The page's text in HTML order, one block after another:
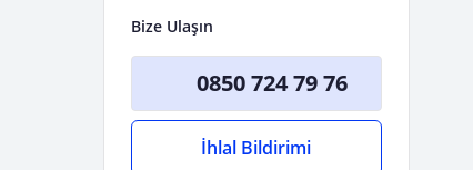
Bize Ulaşın
0850 724 79 76
İhlal Bildirimi